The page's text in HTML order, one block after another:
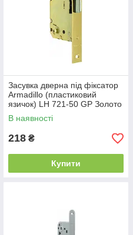
Засувка дверна під фіксатор
Armadillo (пластиковий
язичок) LH 721-50 GP Золото
В наявності
218 ₴
Купити